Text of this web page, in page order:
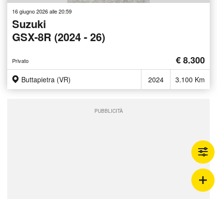
16 giugno 2026 alle 20:59
Suzuki
GSX-8R (2024 - 26)
Privato € 8.300
Buttapietra (VR) 2024 3.100 Km
PUBBLICITÀ